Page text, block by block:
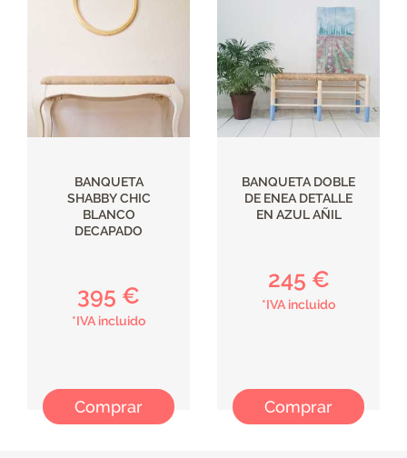
BANQUETA
SHABBY CHIC
BLANCO
DECAPADO
395 €
*IVA incluido
Comprar
BANQUETA DOBLE
DE ENEA DETALLE
EN AZUL AÑIL
245 €
*IVA incluido
Comprar